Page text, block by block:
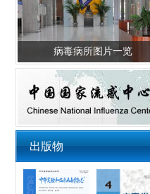
病毒病所图片一览
出版物